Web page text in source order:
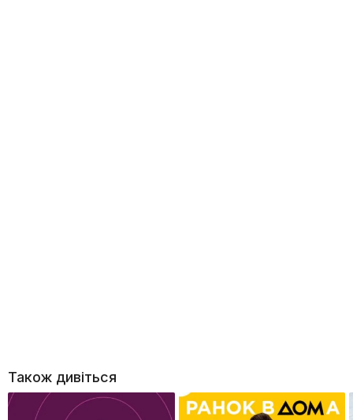
Також дивіться